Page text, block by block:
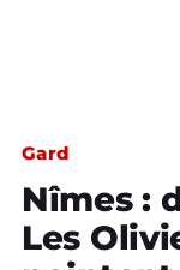
Gard
Nîmes :
Les